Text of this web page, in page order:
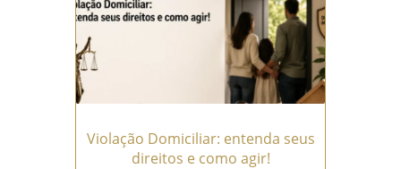
em quem responde...Leia
mais →
Violação Domiciliar: entenda seus
direitos e como agir!